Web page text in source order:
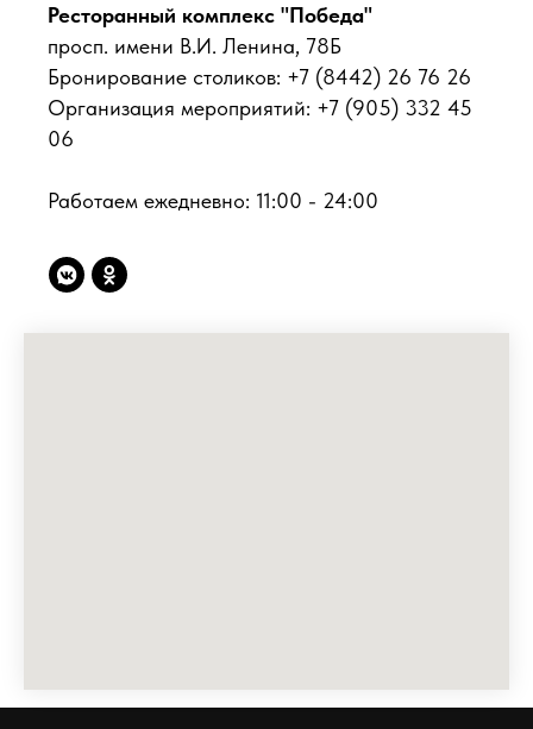
Ресторанный комплекс "Победа"
просп. имени В.И. Ленина, 78Б
Бронирование столиков: +7 (8442) 26 76 26
Организация мероприятий: +7 (905) 332 45
06
Работаем ежедневно: 11:00 - 24:00